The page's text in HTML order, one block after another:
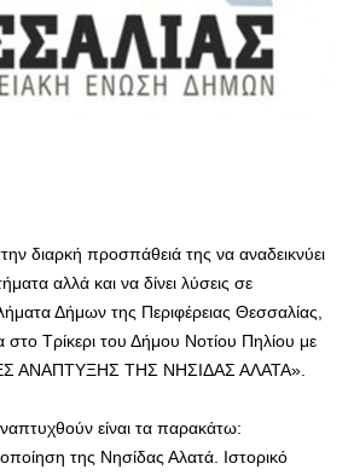
διαρκή προσπάθειά της να αναδεικνύει
αλλά και να δίνει λύσεις σε
Δήμων της Περιφέρειας Θεσσαλίας,
στο Τρίκερι του Δήμου Νοτίου Πηλίου με
ΑΝΑΠΤΥΞΗΣ ΤΗΣ ΝΗΣΙΔΑΣ ΑΛΑΤΑ».
είναι τα παρακάτω:
της Νησίδας Αλατά. Ιστορικό